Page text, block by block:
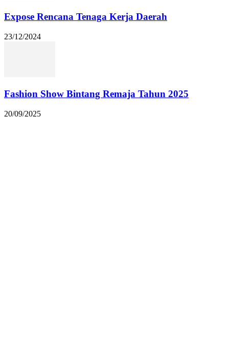
Expose Rencana Tenaga Kerja Daerah
23/12/2024
Fashion Show Bintang Remaja Tahun 2025
20/09/2025